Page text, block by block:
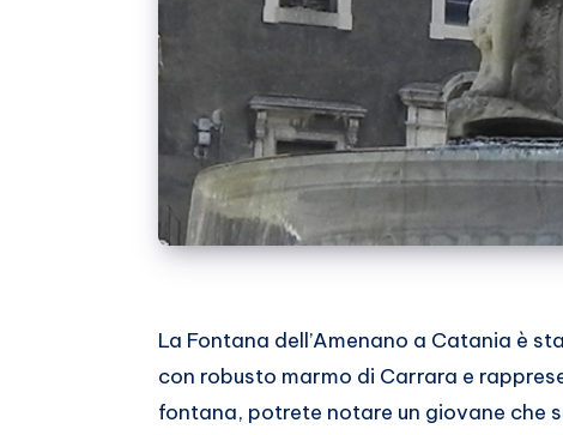
La Fontana dell’Amenano a Catania è
con robusto marmo di Carrara e
fontana, potrete notare un giovane che